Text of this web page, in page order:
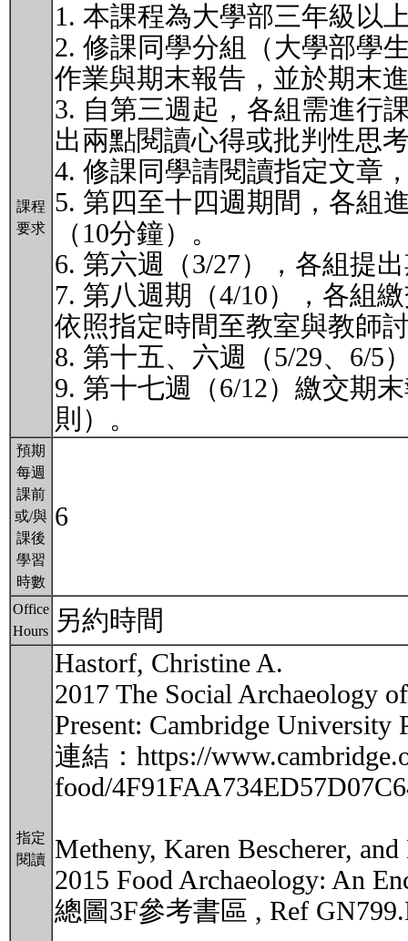
課程
要求
1. 本課程為大學部三年級以
2. 修課同學分組（大學部學
作業與期末報告，並於期末
3. 自第三週起，各組需進行
出兩點閱讀心得或批判性思
4. 修課同學請閱讀指定文章
5. 第四至十四週期間，各組
（10分鐘）。
6. 第六週（3/27），各組提
7. 第八週期（4/10），各組
依照指定時間至教室與教師
8. 第十五、六週（5/29、6/5
9. 第十七週（6/12）繳交期
則）。
預期
每週
課前
或/與
課後
學習
時數
6
Office
Hours
另約時間
指定
閱讀
Hastorf, Christine A.
2017 The Social Archaeology
Present: Cambridge University
連結：https://
food/
Metheny, Karen Bescherer,
2015 Food Archaeology: An
總圖3F參考書區 , Ref